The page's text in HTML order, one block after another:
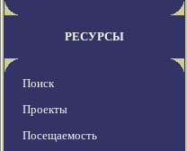
РЕСУРСЫ
Поиск
Проекты
Посещаемость